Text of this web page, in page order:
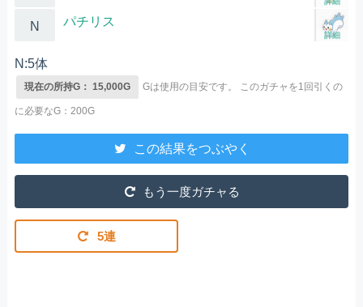
N パチリス
詳細
N:5体
現在の所持G： 15,000G Gは使用の目安です。 このガチャを1回引くの
に必要なG：200G
この結果をつぶやく
もう一度ガチャる
5連